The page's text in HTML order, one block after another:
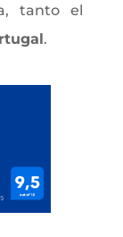
tanto el
.